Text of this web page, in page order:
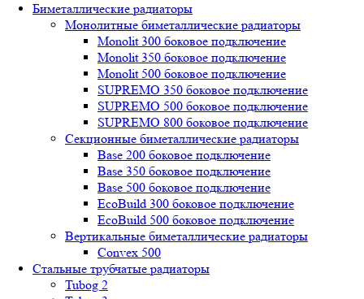
Биметаллические радиаторы
Монолитные биметаллические радиаторы
Mоnоlit 300 боковое подключение
Mоnоlit 350 боковое подключение
Mоnоlit 500 боковое подключение
SUРREMО 350 боковое подключение
SUРREMО 500 боковое подключение
SUРREMО 800 боковое подключение
Секционные биметаллические радиаторы
Base 200 боковое подключение
Base 350 боковое подключение
Base 500 боковое подключение
EcoBuild 300 боковое подключение
EcoBuild 500 боковое подключение
Вертикальные биметаллические радиаторы
Convex 500
Стальные трубчатые радиаторы
Tubog 2